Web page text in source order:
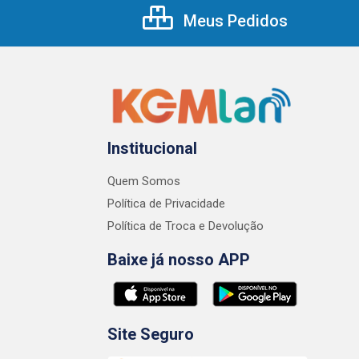
Meus Pedidos
Institucional
Quem Somos
Política de Privacidade
Política de Troca e Devolução
Baixe já nosso APP
Site Seguro